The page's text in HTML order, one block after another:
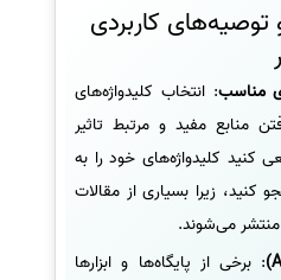
کاربردی
مناسب: انتخاب کلیدواژه‌های
منابع مفید و مرتبط تاثیر
کنید کلیدواژه‌های خود را به
کنید، زیرا بسیاری از مقالات
می‌شوند.
: برخی از پایگاه‌ها و ابزارها